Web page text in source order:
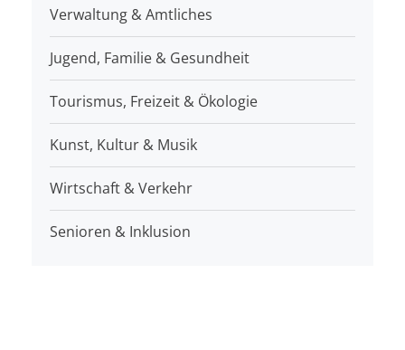
Verwaltung & Amtliches
Jugend, Familie & Gesundheit
Tourismus, Freizeit & Ökologie
Kunst, Kultur & Musik
Wirtschaft & Verkehr
Senioren & Inklusion